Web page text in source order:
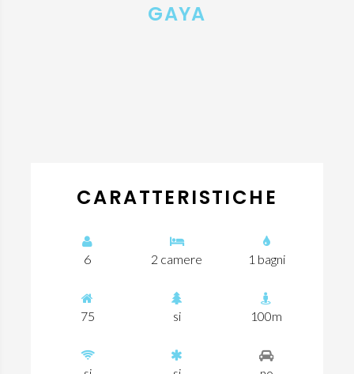
GAYA
CARATTERISTICHE
6
75
2 camere
si
1 bagni
100m